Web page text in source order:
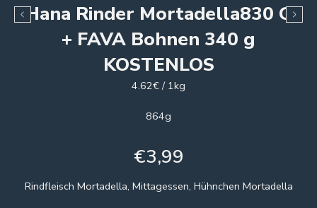
Hana Rinder Mortadella830 G
+ FAVA Bohnen 340 g
KOSTENLOS
4.62€ / 1kg
864g
€3,99
Rindfleisch Mortadella, Mittagessen, Hühnchen Mortadella